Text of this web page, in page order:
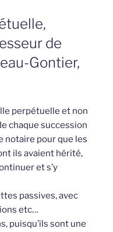
de
Gontier,
perpétuelle et non
chaque succession
notaire pour que les
ils avaient hérité,
et s’y
passives, avec
etc…
puisqu’ils sont une